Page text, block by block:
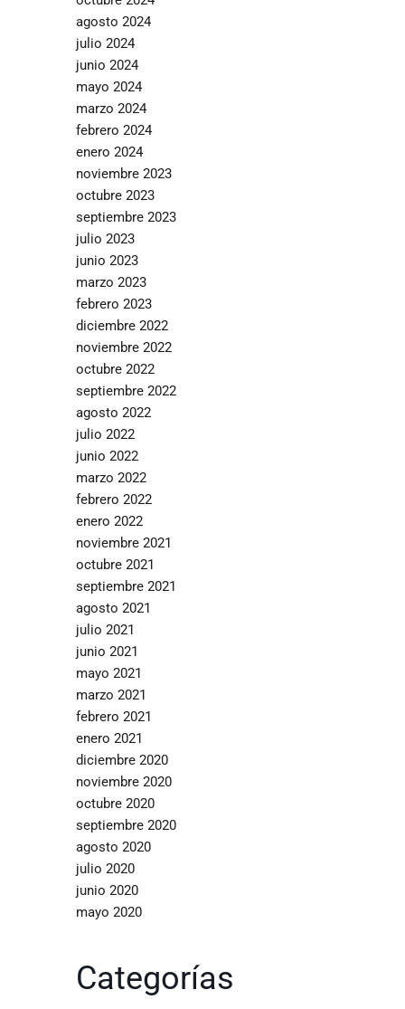
agosto 2024
julio 2024
junio 2024
mayo 2024
marzo 2024
febrero 2024
enero 2024
noviembre 2023
octubre 2023
septiembre 2023
julio 2023
junio 2023
marzo 2023
febrero 2023
diciembre 2022
noviembre 2022
octubre 2022
septiembre 2022
agosto 2022
julio 2022
junio 2022
marzo 2022
febrero 2022
enero 2022
noviembre 2021
octubre 2021
septiembre 2021
agosto 2021
julio 2021
junio 2021
mayo 2021
marzo 2021
febrero 2021
enero 2021
diciembre 2020
noviembre 2020
octubre 2020
septiembre 2020
agosto 2020
julio 2020
junio 2020
mayo 2020
Categorías